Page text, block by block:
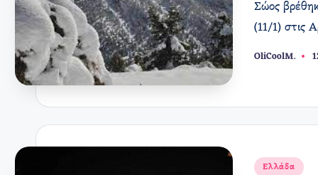
Σώος
(11/1) στις
Συγγραφέας:
OliCoolM.
Αναρτήθηκε
Ελλάδα